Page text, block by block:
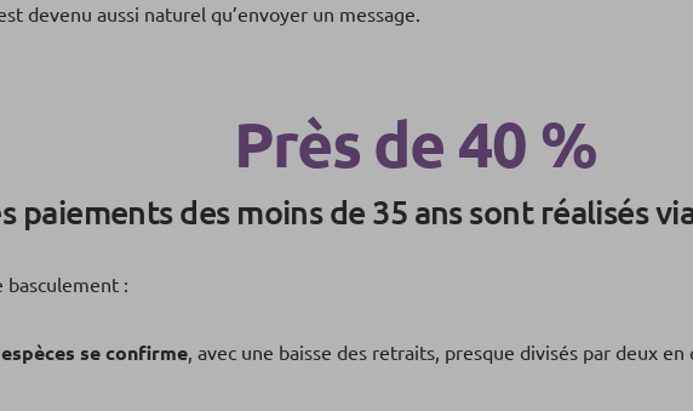
devenu aussi naturel qu’envoyer un message.
Près de 40 %
paiements des moins de 35 ans sont réalisés
basculement :
se confirme, avec une baisse des retraits, presque divisés par deux